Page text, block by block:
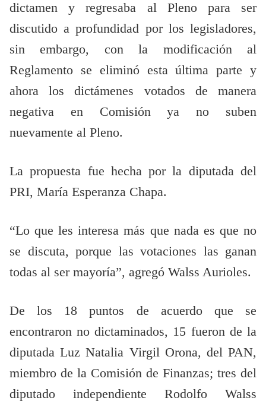
dictamen y regresaba al Pleno para ser
discutido a profundidad por los legisladores,
sin embargo, con la modificación al
Reglamento se eliminó esta última parte y
ahora los dictámenes votados de manera
negativa en Comisión ya no suben
nuevamente al Pleno.
La propuesta fue hecha por la diputada del
PRI, María Esperanza Chapa.
“Lo que les interesa más que nada es que no
se discuta, porque las votaciones las ganan
todas al ser mayoría”, agregó Walss Aurioles.
De los 18 puntos de acuerdo que se
encontraron no dictaminados, 15 fueron de la
diputada Luz Natalia Virgil Orona, del PAN,
miembro de la Comisión de Finanzas; tres del
diputado independiente Rodolfo Walss